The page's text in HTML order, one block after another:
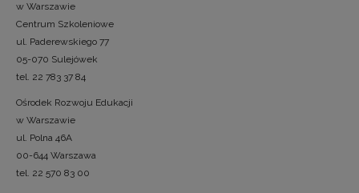
w Warszawie
Centrum Szkoleniowe
ul. Paderewskiego 77
05-070 Sulejówek
tel. 22 783 37 84
Ośrodek Rozwoju Edukacji
w Warszawie
ul. Polna 46A
00-644 Warszawa
tel. 22 570 83 00